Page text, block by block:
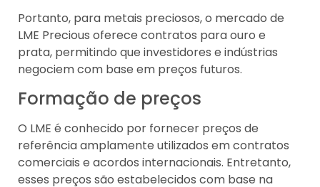
Portanto, para metais preciosos, o mercado de
LME Precious oferece contratos para ouro e
prata, permitindo que investidores e indústrias
negociem com base em preços futuros.
Formação de preços
O LME é conhecido por fornecer preços de
referência amplamente utilizados em contratos
comerciais e acordos internacionais. Entretanto,
esses preços são estabelecidos com base na